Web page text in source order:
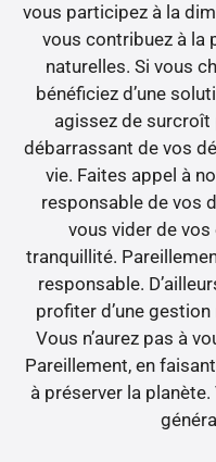
vous participez à la
vous contribuez à la
naturelles. Si vous
bénéficiez d’une
agissez de surcroît
débarrassant de vos
vie. Faites appel à
responsable de vos
vous vider de
tranquillité.
responsable.
profiter d’une
Vous n’aurez pas à
Pareillement, en
à préserver la